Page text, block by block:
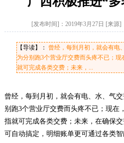
[发布时间]： 2019年3月27日 [来源]
【导读】：
曾经，每到月初，就会有电
为分别跑3个营业厅交费而头疼不已；
就可完成各类交费；未来，...
曾经，每到月初，就会有电、水、气
别跑3个营业厅交费而头疼不已；现在
指就可完成各类交费；未来，在确保
可自动搞定，明细账单更可通过各类